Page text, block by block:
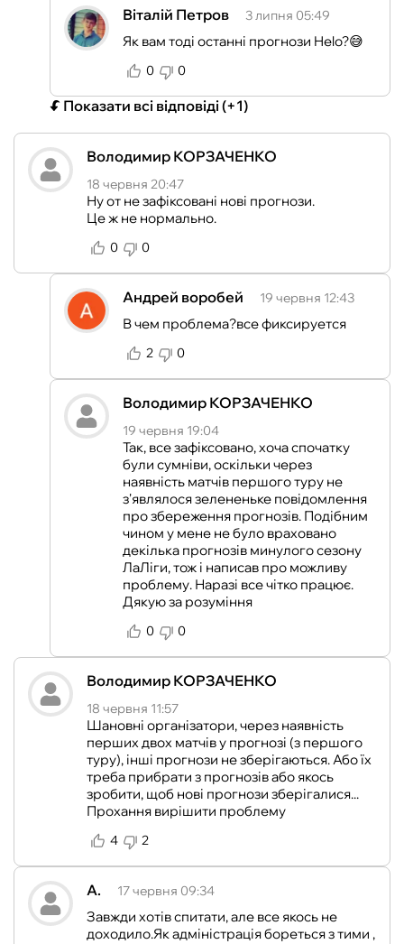
Віталій Петров 3 липня 05:49
Як вам тоді останні прогнози Helo?😅
0 0
Показати всі відповіді(+1)
Володимир КОРЗАЧЕНКО
18 червня 20:47
Ну от не зафіксовані нові прогнози.
Це ж не нормально.
0 0
Андрей воробей 19 червня 12:43
В чем проблема?все фиксируется
2 0
Володимир КОРЗАЧЕНКО
19 червня 19:04
Так, все зафіксовано, хоча спочатку
були сумніви, оскільки через
наявність матчів першого туру не
з'являлося зелененьке повідомлення
про збереження прогнозів. Подібним
чином у мене не було враховано
декілька прогнозів минулого сезону
ЛаЛіги, тож і написав про можливу
проблему. Наразі все чітко працює.
Дякую за розуміння
0 0
Володимир КОРЗАЧЕНКО
18 червня 11:57
Шановні організатори, через наявність
перших двох матчів у прогнозі (з першого
туру), інші прогнози не зберігаються. Або їх
треба прибрати з прогнозів або якось
зробити, щоб нові прогнози зберігалися...
Прохання вирішити проблему
4 2
A. 17 червня 09:34
Завжди хотів спитати, але все якось не
доходило.Як адміністрація бореться з тими ,